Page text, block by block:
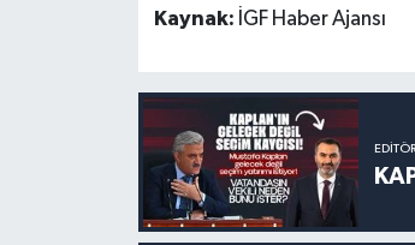
Kaynak: İGF Haber Ajansı